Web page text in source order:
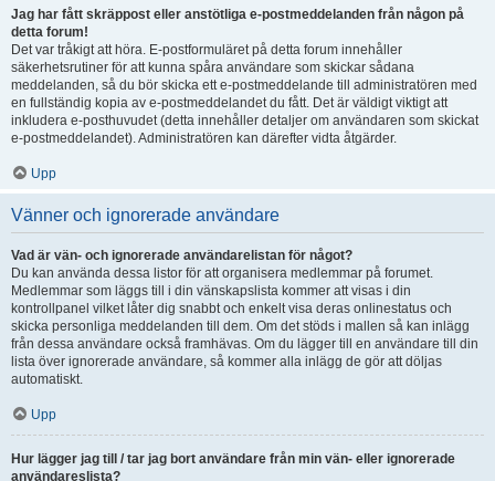
Jag har fått skräppost eller anstötliga e-postmeddelanden från någon på
detta forum!
Det var tråkigt att höra. E-postformuläret på detta forum innehåller
säkerhetsrutiner för att kunna spåra användare som skickar sådana
meddelanden, så du bör skicka ett e-postmeddelande till administratören med
en fullständig kopia av e-postmeddelandet du fått. Det är väldigt viktigt att
inkludera e-posthuvudet (detta innehåller detaljer om användaren som skickat
e-postmeddelandet). Administratören kan därefter vidta åtgärder.
Upp
Vänner och ignorerade användare
Vad är vän- och ignorerade användarelistan för något?
Du kan använda dessa listor för att organisera medlemmar på forumet.
Medlemmar som läggs till i din vänskapslista kommer att visas i din
kontrollpanel vilket låter dig snabbt och enkelt visa deras onlinestatus och
skicka personliga meddelanden till dem. Om det stöds i mallen så kan inlägg
från dessa användare också framhävas. Om du lägger till en användare till din
lista över ignorerade användare, så kommer alla inlägg de gör att döljas
automatiskt.
Upp
Hur lägger jag till / tar jag bort användare från min vän- eller ignorerade
användareslista?